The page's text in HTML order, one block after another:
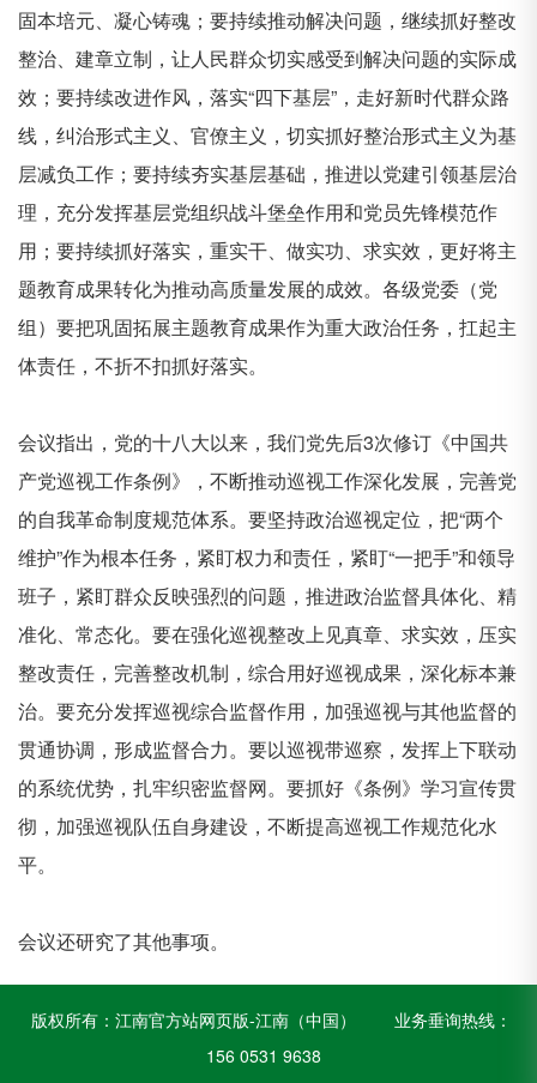
固本培元、凝心铸魂；要持续推动解决问题，继续抓好整改
整治、建章立制，让人民群众切实感受到解决问题的实际成
效；要持续改进作风，落实“四下基层”，走好新时代群众路
线，纠治形式主义、官僚主义，切实抓好整治形式主义为基
层减负工作；要持续夯实基层基础，推进以党建引领基层治
理，充分发挥基层党组织战斗堡垒作用和党员先锋模范作
用；要持续抓好落实，重实干、做实功、求实效，更好将主
题教育成果转化为推动高质量发展的成效。各级党委（党
组）要把巩固拓展主题教育成果作为重大政治任务，扛起主
体责任，不折不扣抓好落实。
会议指出，党的十八大以来，我们党先后3次修订《中国共
产党巡视工作条例》，不断推动巡视工作深化发展，完善党
的自我革命制度规范体系。要坚持政治巡视定位，把“两个
维护”作为根本任务，紧盯权力和责任，紧盯“一把手”和领导
班子，紧盯群众反映强烈的问题，推进政治监督具体化、精
准化、常态化。要在强化巡视整改上见真章、求实效，压实
整改责任，完善整改机制，综合用好巡视成果，深化标本兼
治。要充分发挥巡视综合监督作用，加强巡视与其他监督的
贯通协调，形成监督合力。要以巡视带巡察，发挥上下联动
的系统优势，扎牢织密监督网。要抓好《条例》学习宣传贯
彻，加强巡视队伍自身建设，不断提高巡视工作规范化水
平。
会议还研究了其他事项。
版权所有： 江南官方站网页版-江南（中国）
业务垂询热线：
156 0531 9638